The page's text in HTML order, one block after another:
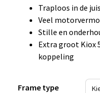
Traploos in de
Veel
Stille en
Extra groot Kiox
koppeling
Frame type